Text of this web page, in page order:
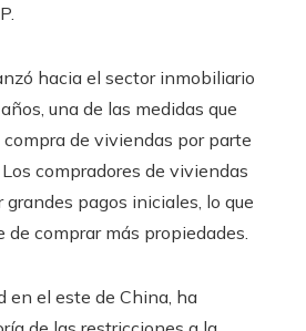
hacia el sector inmobiliario
una de las medidas que
de viviendas por parte
compradores de viviendas
pagos iniciales, lo que
de comprar más propiedades.
en el este de China, ha